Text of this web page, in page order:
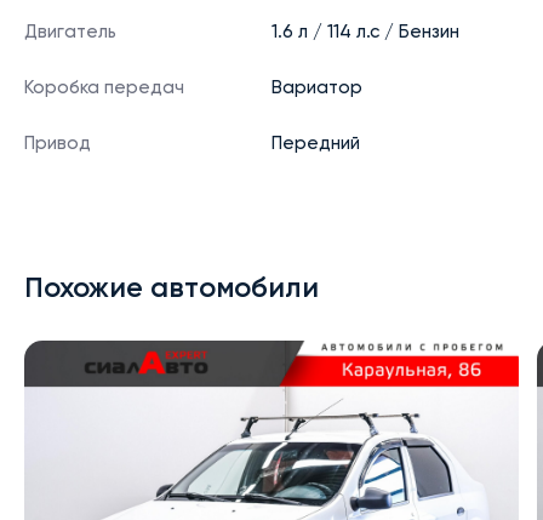
Двигатель 1.6 л / 114 л.с / Бензин
Коробка передач Вариатор
Привод Передний
Похожие автомобили